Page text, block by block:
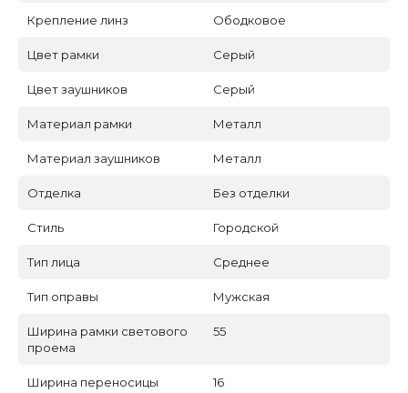
Крепление линз Ободковое
Цвет рамки Серый
Цвет заушников Серый
Материал рамки Металл
Материал заушников Металл
Отделка Без отделки
Стиль Городской
Тип лица Среднее
Тип оправы Мужская
Ширина рамки светового
проема
55
Ширина переносицы 16